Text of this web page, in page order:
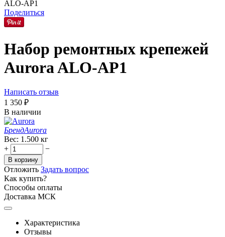
ALO-AP1
Поделиться
Набор ремонтных крепежей
Aurora ALO-AP1
Написать отзыв
1 350 ₽
В наличии
БрендAurora
Вес: 1.500 кг
+
−
В корзину
Отложить Задать вопрос
Как купить?
Способы оплаты
Доставка МСК
Характеристика
Отзывы